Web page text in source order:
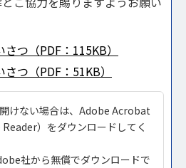
つ（PDF：115KB）
つ（PDF：51KB）
けない場合は、Adobe Acrobat
）をダウンロードしてく
社から無償でダウンロードで